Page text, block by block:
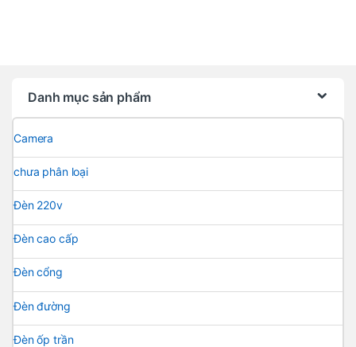
Danh mục sản phẩm
Camera
chưa phân loại
Đèn 220v
Đèn cao cấp
Đèn cổng
Đèn đường
Đèn ốp trần